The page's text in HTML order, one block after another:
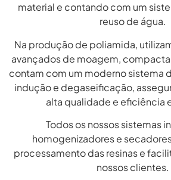
material e contando com um
reuso de água.
Na produção de poliamida,
avançados de moagem,
contam com um moderno sistema
indução e degaseificação,
alta qualidade e eficiência
Todos os nossos sistemas
homogenizadores e
processamento das resinas e
nossos clientes.